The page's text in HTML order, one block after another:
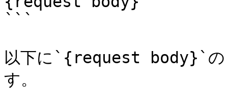
```
以下に`{request body}`の
す。